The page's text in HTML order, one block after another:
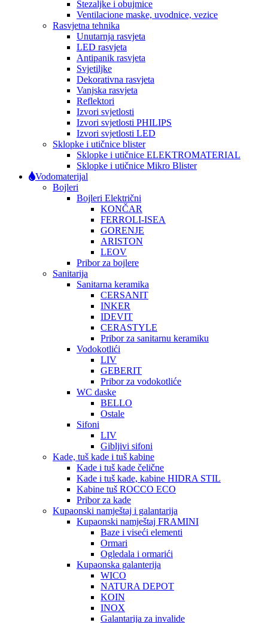
Stezaljke i obujmice
Ventilacione maske, uvodnice, vezice
Rasvjetna tehnika
Unutarnja rasvjeta
LED rasvjeta
Antipanik rasvjeta
Svjetiljke
Dekorativna rasvjeta
Vanjska rasvjeta
Reflektori
Izvori svjetlosti
Izvori svjetlosti PHILIPS
Izvori svjetlosti LED
Sklopke i utičnice blister
Sklopke i utičnice ELEKTROMATERIAL
Sklopke i utičnice Mikro Blister
Vodomaterijal
Bojleri
Bojleri Električni
KONČAR
FERROLI-ISEA
GORENJE
ARISTON
LEOV
Pribor za bojlere
Sanitarija
Sanitarna keramika
CERSANIT
INKER
IDEVIT
CERASTYLE
Pribor za sanitarnu keramiku
Vodokotlići
LIV
GEBERIT
Pribor za vodokotliće
WC daske
BELLO
Ostale
Sifoni
LIV
Gibljivi sifoni
Kade, tuš kade i tuš kabine
Kade i tuš kade čelične
Kade i tuš kade, kabine HIDRA STIL
Kabine tuš ROCCO ECO
Pribor za kade
Kupaonski namještaj i galantarija
Kupaonski namještaj FRAMINI
Baze i viseći elementi
Ormari
Ogledala i ormarići
Kupaonska galanterija
WICO
NATURA DEPOT
KOIN
INOX
Galantarija za invalide